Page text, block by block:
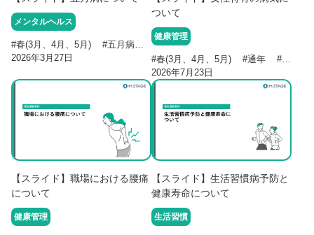
メンタルヘルス
#春(3月、4月、5月) #五月病
セルフケア
2026年3月27日
ついて
健康管理
#春(3月、4月、5月) #通年 #女性の
2026年7月23日
【スライド】職場における腰痛
について
健康管理
【スライド】生活習慣病予防と
健康寿命について
生活習慣